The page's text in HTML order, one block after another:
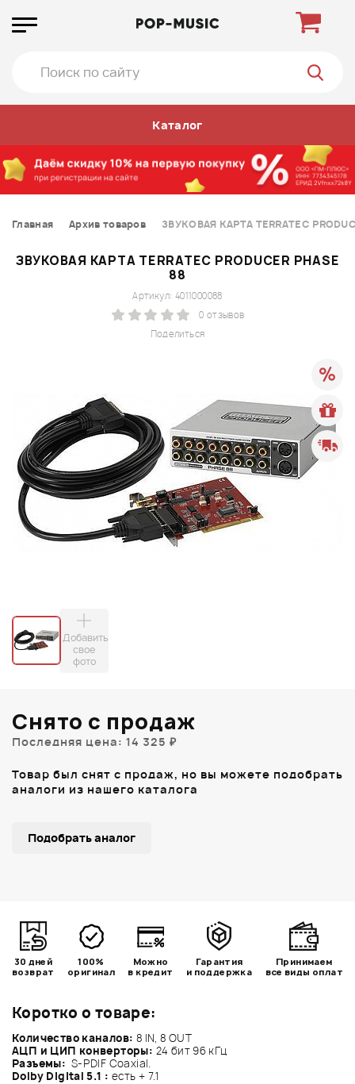
Каталог
Главная Архив товаров ЗВУКОВАЯ КАРТА TERRATEC
ЗВУКОВАЯ КАРТА TERRATEC PRODUCER PHASE
88
Поделиться
Артикул: 4011000088
0 отзывов
Добавить
свое
фото
Коротко о товаре:
Количество каналов: 8 IN, 8 OUT
АЦП и ЦИП конверторы: 24 бит 96 кГц
Разъемы: S-PDIF Coaxial.
Dolby Digital 5.1 : есть + 7.1
Снято с продаж
Последняя цена: 14 325 ₽
Товар был снят с продаж, но вы можете подобрать
аналоги из нашего каталога
Подобрать аналог
30 дней
возврат
100%
оригинал
Можно
в кредит
Гарантия
и поддержка
Принимаем
все виды оплат